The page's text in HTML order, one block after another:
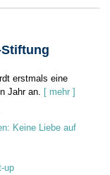
erstmals eine
Jahr an. [ mehr ]
Keine Liebe auf
up